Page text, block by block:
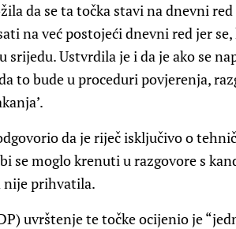
da se ta točka stavi na dnevni
na već postojeći dnevni red jer
srijedu. Ustvrdila je i da je ako se
to bude u proceduri povjerenja,
da je riječ isključivo o
se moglo krenuti u razgovore s
nije prihvatila.
uvrštenje te točke ocijenio je